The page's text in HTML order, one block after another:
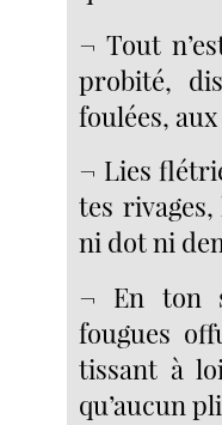
¬ Tout
probité,
foulées,
¬ Lies
tes
ni dot ni
¬ En ton
fougues
tissant à
qu’aucun